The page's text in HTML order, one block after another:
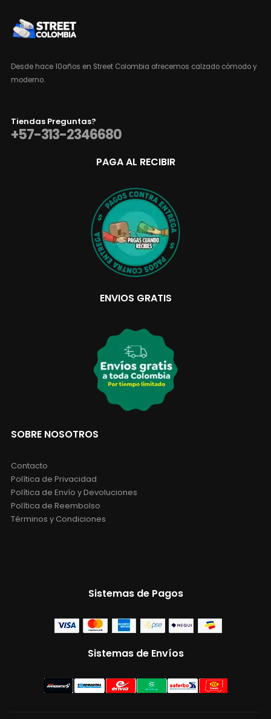
Desde hace 10años en Street Colombia ofrecemos calzado cómodo y
moderno.
Tiendas Preguntas?
+57-313-2346680
PAGA AL RECIBIR
ENVIOS GRATIS
SOBRE NOSOTROS
Contacto
Política de Privacidad
Política de Envío y Devoluciones
Política de Reembolso
Términos y Condiciones
Sistemas de Pagos
Sistemas de Envíos